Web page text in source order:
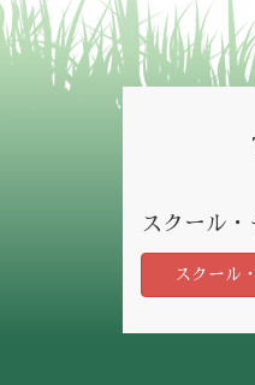
スクール
スクール